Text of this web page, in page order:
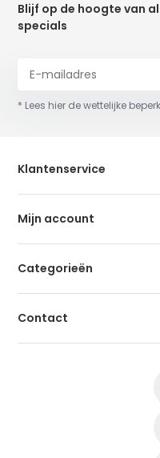
Blijf op de hoogte van
specials
* Lees hier de wettelijke
Klantenservice
Mijn account
Categorieën
Contact